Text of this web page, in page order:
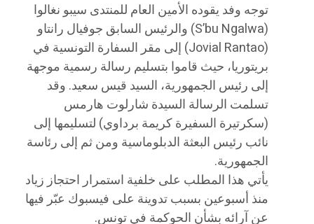
توجه وفد يقوده الأمين العام للمنتدى سيبو نغالوا
(S’bu Ngalwa) والرئيس السابق جوفيال رانتاو
(Jovial Rantao) إلى مقر السفارة التونسية في
بريتوريا، حيث قاموا بتسليم رسالة رسمية موجهة
إلى رئيس الجمهورية، السيد قيس سعيد. وقد
تسلمت الرسالة السيدة شارلوت هارمس
(سكرتيرة السفيرة كريمة برداوي) لتسليمها إلى
نائب رئيس البعثة الدبلوماسية ومن ثم إلى رئاسة
الجمهورية.
يأتي هذا المطلب على خلفية استمرار احتجاز زياد
منذ أسبوعين بسبب تدوينة على فيسبوك عبّر فيها
عن آرائه بشأن الحوكمة في تونس.